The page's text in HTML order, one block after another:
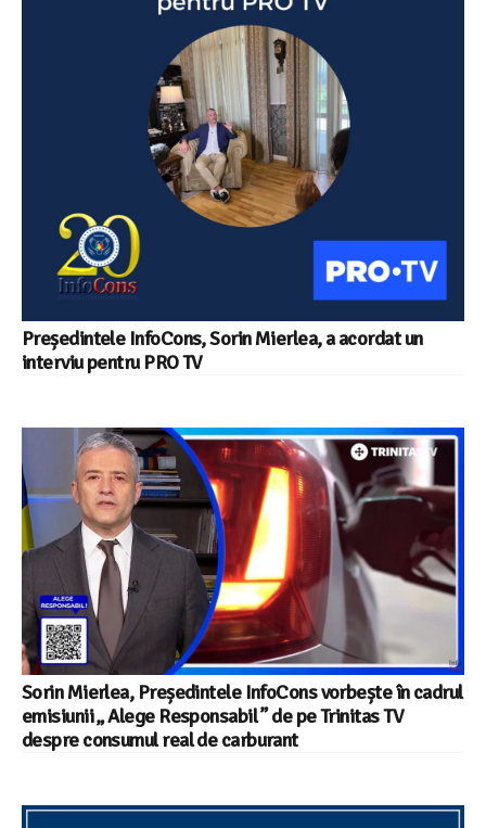
Președintele InfoCons, Sorin Mierlea, a acordat un
interviu pentru PRO TV
Sorin Mierlea, Președintele InfoCons vorbește în cadrul
emisiunii „ Alege Responsabil ” de pe Trinitas TV
despre consumul real de carburant